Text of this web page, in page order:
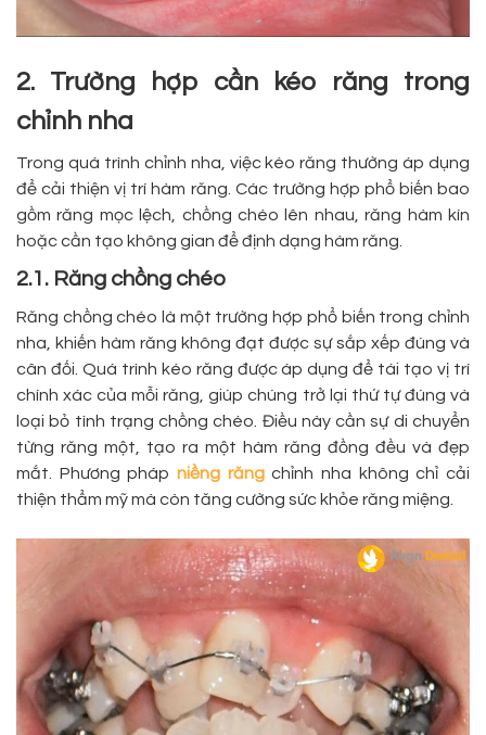
2. Trường hợp cần kéo răng trong
chỉnh nha
Trong quá trình chỉnh nha, việc kéo răng thường áp dụng
để cải thiện vị trí hàm răng. Các trường hợp phổ biến bao
gồm răng mọc lệch, chồng chéo lên nhau, răng hàm kín
hoặc cần tạo không gian để định dạng hàm răng.
2.1. Răng chồng chéo
Răng chồng chéo là một trường hợp phổ biến trong chỉnh
nha, khiến hàm răng không đạt được sự sắp xếp đúng và
cân đối. Quá trình kéo răng được áp dụng để tái tạo vị trí
chính xác của mỗi răng, giúp chúng trở lại thứ tự đúng và
loại bỏ tình trạng chồng chéo. Điều này cần sự di chuyển
từng răng một, tạo ra một hàm răng đồng đều và đẹp
mắt. Phương pháp niềng răngchỉnh nha không chỉ cải
thiện thẩm mỹ mà còn tăng cường sức khỏe răng miệng.